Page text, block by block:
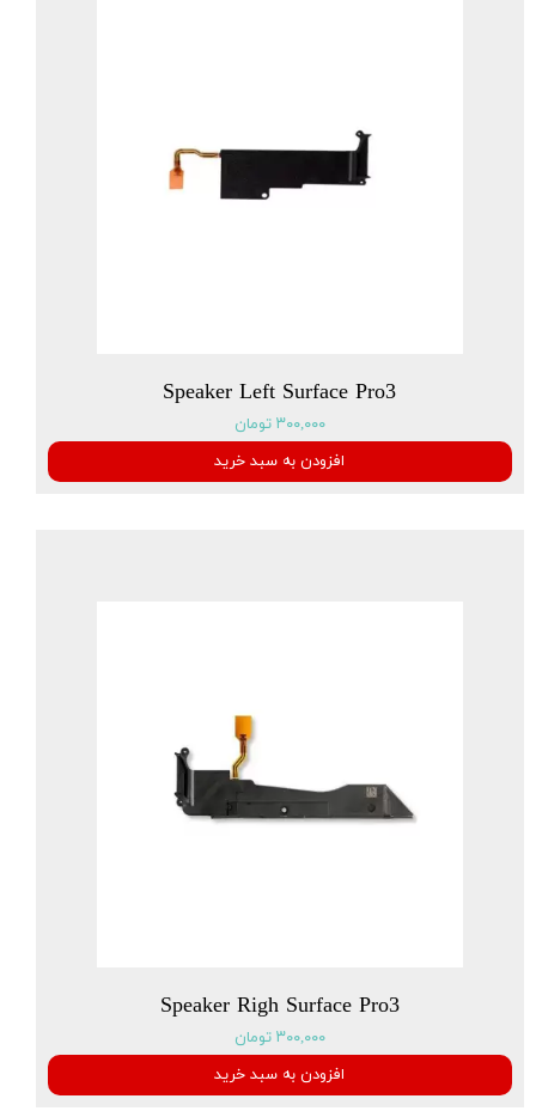
Speaker Left Surface Pro3
۳۰۰,۰۰۰ تومان
افزودن به سبد خرید
Speaker Righ Surface Pro3
۳۰۰,۰۰۰ تومان
افزودن به سبد خرید